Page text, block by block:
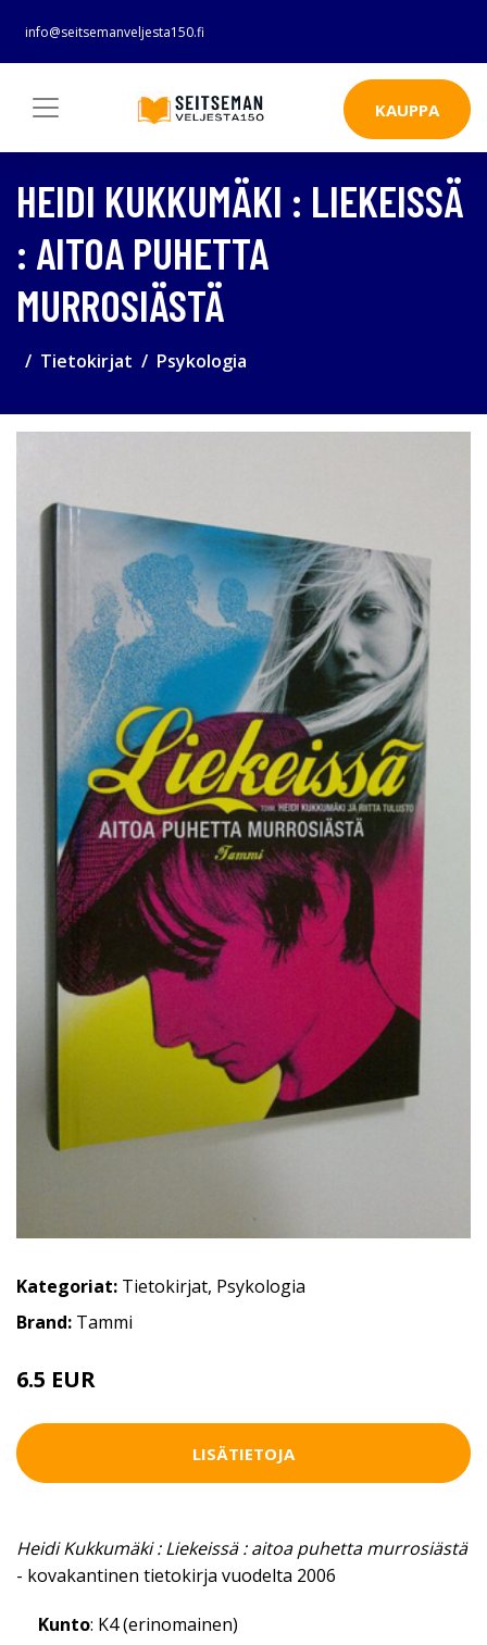
info@seitsemanveljesta150.fi
KAUPPA
HEIDI KUKKUMÄKI : LIEKEISSÄ
: AITOA PUHETTA
MURROSIÄSTÄ
Tietokirjat Psykologia
Kategoriat: Tietokirjat, Psykologia
Brand: Tammi
6.5 EUR
LISÄTIETOJA
Heidi Kukkumäki : Liekeissä : aitoa puhetta murrosiästä
- kovakantinen tietokirja vuodelta 2006
Kunto: K4 (erinomainen)